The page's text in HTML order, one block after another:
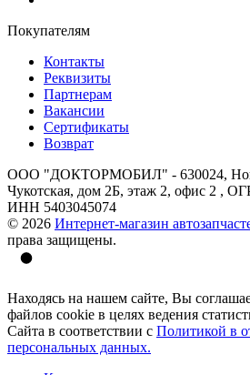
Покупателям
Контакты
Реквизиты
Партнерам
Вакансии
Сертификаты
Возврат
ООО "ДОКТОРМОБИЛ" - 630024,
Чукотская, дом 2Б, этаж 2, офис 2 ,
ИНН 5403045074
© 2026 Интернет-магазин
права защищены.
Находясь на нашем сайте, Вы
файлов cookie в целях ведения
Сайта в соответствии с Политикой в
персональных данных.